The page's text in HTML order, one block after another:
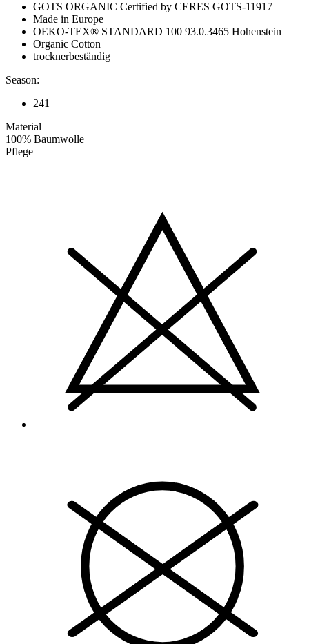
GOTS ORGANIC Certified by CERES GOTS-11917
Made in Europe
OEKO-TEX® STANDARD 100 93.0.3465 Hohenstein
Organic Cotton
trocknerbeständig
Season:
241
Material
100% Baumwolle
Pflege